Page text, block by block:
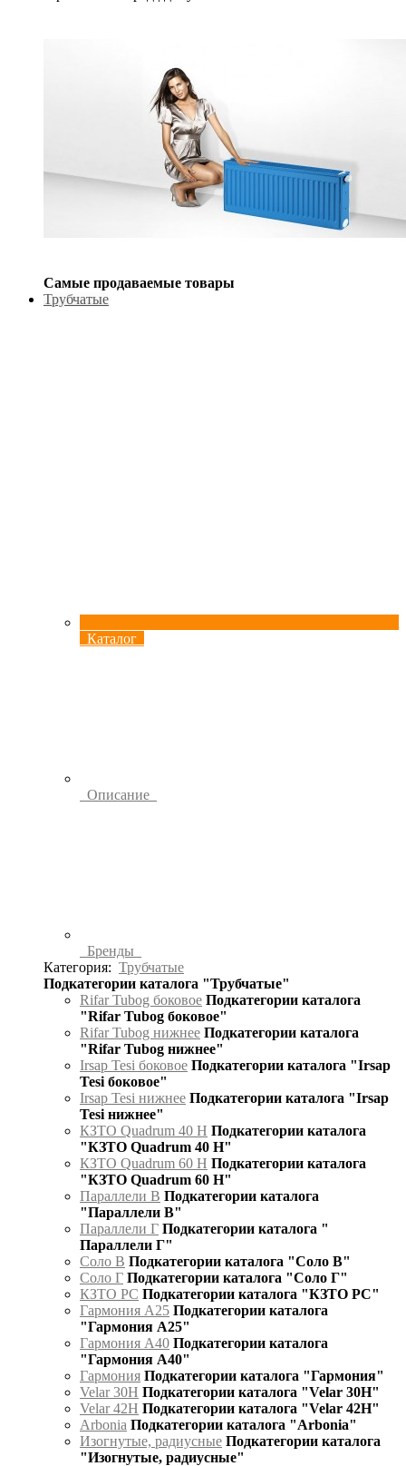
Самые продаваемые товары
Трубчатые
Каталог
Описание
Бренды
Категория: Трубчатые
Подкатегории каталога "Трубчатые"
Rifar Tubog боковое Подкатегории каталога
"Rifar Tubog боковое"
Rifar Tubog нижнее Подкатегории каталога
"Rifar Tubog нижнее"
Irsap Tesi боковое Подкатегории каталога "Irsap
Tesi боковое"
Irsap Tesi нижнее Подкатегории каталога "Irsap
Tesi нижнее"
КЗТО Quadrum 40 H Подкатегории каталога
"КЗТО Quadrum 40 H"
КЗТО Quadrum 60 H Подкатегории каталога
"КЗТО Quadrum 60 H"
Параллели В Подкатегории каталога
"Параллели В"
Параллели Г Подкатегории каталога "
Параллели Г"
Соло В Подкатегории каталога "Соло В"
Соло Г Подкатегории каталога "Соло Г"
КЗТО РС Подкатегории каталога "КЗТО РС"
Гармония А25 Подкатегории каталога
"Гармония А25"
Гармония А40 Подкатегории каталога
"Гармония А40"
Гармония Подкатегории каталога "Гармония"
Velar 30H Подкатегории каталога "Velar 30H"
Velar 42H Подкатегории каталога "Velar 42H"
Arbonia Подкатегории каталога "Arbonia"
Изогнутые, радиусные Подкатегории каталога
"Изогнутые, радиусные"